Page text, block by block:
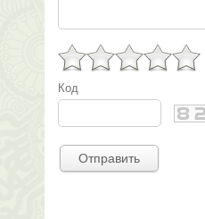
Код
Отправить